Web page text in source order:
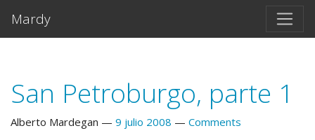
Mardy
San Petroburgo, parte 1
Alberto Mardegan 9 julio 2008
Comments